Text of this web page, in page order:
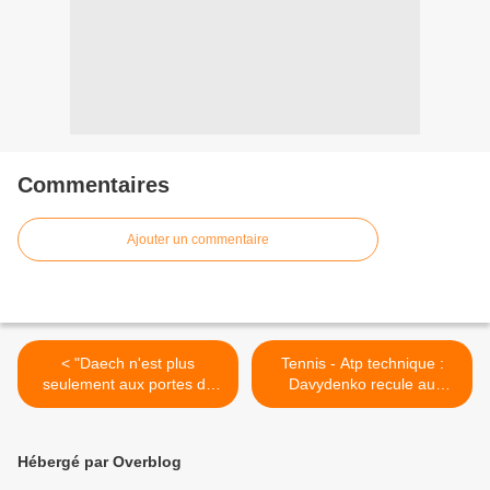
Commentaires
Ajouter un commentaire
< "Daech n'est plus
seulement aux portes de
l'Europe, il en a franchi le
Tennis - Atp technique :
Davydenko recule au
septième rang mondial >
Hébergé par Overblog